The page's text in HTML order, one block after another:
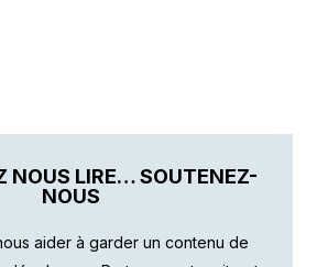
NOUS LIRE… SOUTENEZ-
NOUS
aider à garder un contenu de